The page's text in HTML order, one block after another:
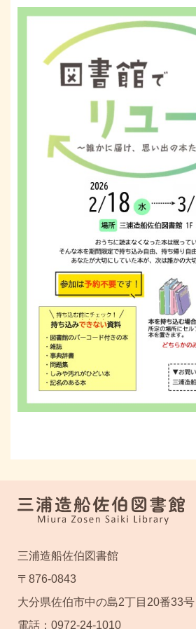
三浦造船佐伯図書館
〒876-0843
大分県佐伯市中の島2丁目20番33号
電話：0972-24-1010